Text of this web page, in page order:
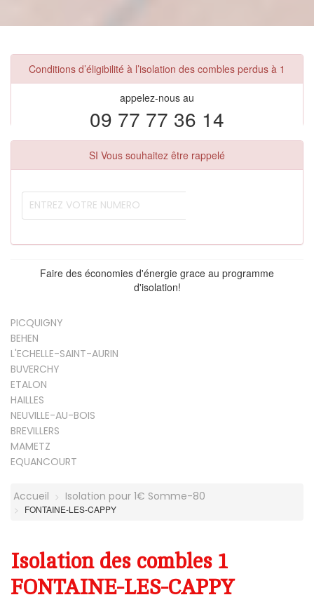
Conditions d’éligibilité à l’isolation des combles perdus à 1
appelez-nous au
09 77 77 36 14
SI Vous souhaitez être rappelé
Faire des économies d'énergie grace au programme
d'isolation!
PICQUIGNY
BEHEN
L'ECHELLE-SAINT-AURIN
BUVERCHY
ETALON
HAILLES
NEUVILLE-AU-BOIS
BREVILLERS
MAMETZ
EQUANCOURT
Accueil Isolation pour 1€ Somme-80
FONTAINE-LES-CAPPY
Isolation des combles 1
FONTAINE-LES-CAPPY